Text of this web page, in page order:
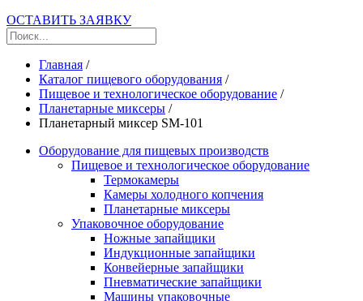
ОСТАВИТЬ ЗАЯВКУ
Главная /
Каталог пищевого оборудования /
Пищевое и технологическое оборудование /
Планетарные миксеры /
Планетарный миксер SM-101
Оборудование для пищевых производств
Пищевое и технологическое оборудование
Термокамеры
Камеры холодного копчения
Планетарные миксеры
Упаковочное оборудование
Ножные запайщики
Индукционные запайщики
Конвейерные запайщики
Пневматические запайщики
Машины упаковочные